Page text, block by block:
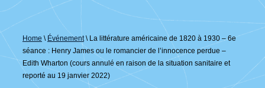
Home \ Événement \ La littérature américaine de 1820 à 1930 – 6e
séance : Henry James ou le romancier de l’innocence perdue –
Edith Wharton (cours annulé en raison de la situation sanitaire et
reporté au 19 janvier 2022)